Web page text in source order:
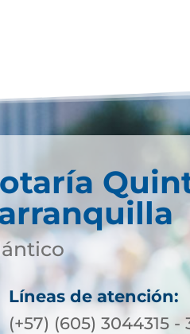
Líneas de atención:
(+57) (605) 3044315 -